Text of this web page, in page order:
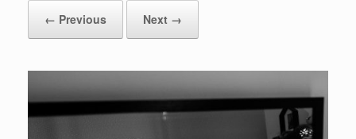
← Previous
Next →